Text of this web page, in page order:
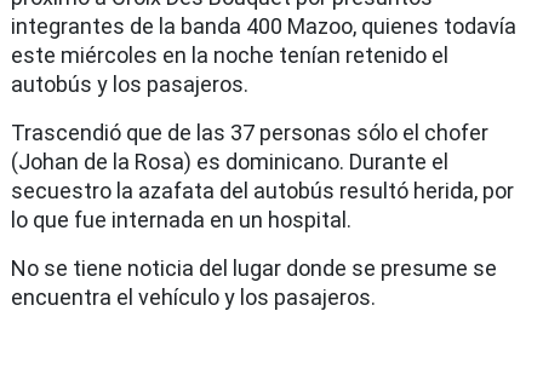
integrantes de la banda 400 Mazoo, quienes todavía
este miércoles en la noche tenían retenido el
autobús y los pasajeros.
Trascendió que de las 37 personas sólo el chofer
(Johan de la Rosa) es dominicano. Durante el
secuestro la azafata del autobús resultó herida, por
lo que fue internada en un hospital.
No se tiene noticia del lugar donde se presume se
encuentra el vehículo y los pasajeros.